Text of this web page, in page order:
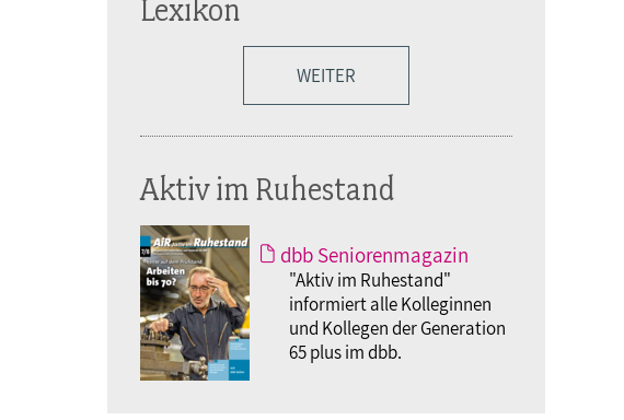
Lexikon
WEITER
Aktiv im Ruhestand
dbb Seniorenmagazin
"Aktiv im Ruhestand"
informiert alle Kolleginnen
und Kollegen der Generation
65 plus im dbb.